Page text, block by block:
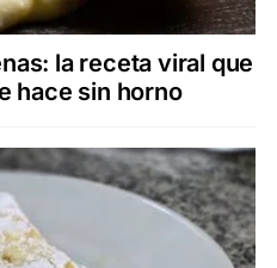
la receta viral que
hace sin horno